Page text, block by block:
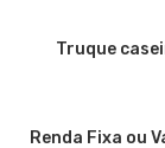
Truque
Renda Fixa ou